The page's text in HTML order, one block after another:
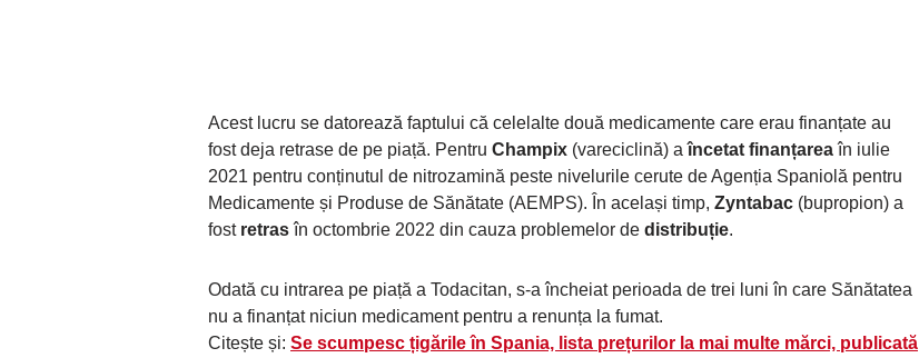
Acest lucru se datorează faptului că celelalte două medicamente care erau finanțate au
fost deja retrase de pe piață. Pentru Champix (vareciclină) aîncetat finanțareaîn iulie
2021 pentru conținutul de nitrozamină peste nivelurile cerute de Agenția Spaniolă pentru
Medicamente și Produse de Sănătate (AEMPS). În același timp, Zyntabac (bupropion) a
fost retrasîn octombrie 2022 din cauza problemelor de distribuție.
Odată cu intrarea pe piață a Todacitan, s-a încheiat perioada de trei luni în care Sănătatea
nu a finanțat niciun medicament pentru a renunța la fumat.
Citește și: Se scumpesc țigările în Spania, lista prețurilor la mai multe mărci, publicată